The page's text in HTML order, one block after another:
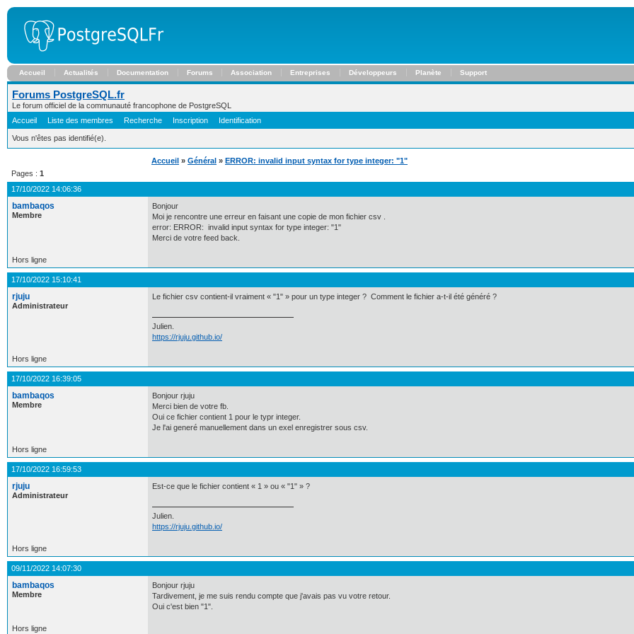
Accueil Actualités Documentation Forums Association Entreprises Développeurs Planète Support
Forums PostgreSQL.fr
Le forum officiel de la communauté francophone de PostgreSQL
Accueil
Liste des membres Recherche Inscription Identification
Vous n'êtes pas identifié(e).
Accueil » Général » ERROR: invalid input syntax for type integer: "1"
Pages : 1
17/10/2022 14:06:36
bambaqos
Membre
Bonjour
Moi je rencontre une erreur en faisant une copie de mon fichier csv .
error: ERROR: invalid input syntax for type integer: "1"
Merci de votre feed back.
Hors ligne
17/10/2022 15:10:41
rjuju
Administrateur
Le fichier csv contient-il vraiment « "1" » pour un type integer ? Comment le fichier a-t-il été généré ?
Julien.
https://rjuju.github.io/
Hors ligne
17/10/2022 16:39:05
bambaqos
Membre
Bonjour rjuju
Merci bien de votre fb.
Oui ce fichier contient 1 pour le typr integer.
Je l'ai generé manuellement dans un exel enregistrer sous csv.
Hors ligne
17/10/2022 16:59:53
rjuju
Administrateur
Est-ce que le fichier contient « 1 » ou « "1" » ?
Julien.
https://rjuju.github.io/
Hors ligne
09/11/2022 14:07:30
bambaqos
Membre
Bonjour rjuju
Tardivement, je me suis rendu compte que j'avais pas vu votre retour.
Oui c'est bien "1".
Hors ligne